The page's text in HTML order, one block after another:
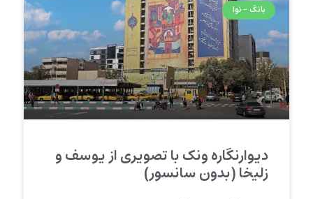
بانگ - نوا
دیوارنگاره ونک با تصویری از یوسف و
زلیخا (بدون سانسور)